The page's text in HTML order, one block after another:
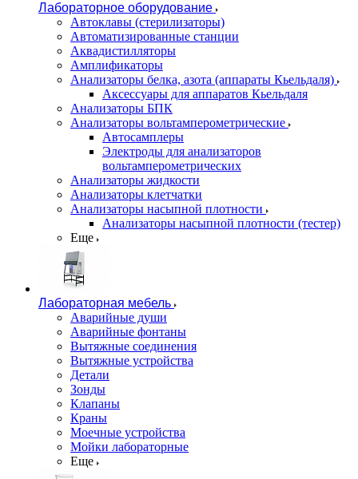
Лабораторное оборудование
Автоклавы (стерилизаторы)
Автоматизированные станции
Аквадистилляторы
Амплификаторы
Анализаторы белка, азота (аппараты Кьельдаля)
Аксессуары для аппаратов Кьельдаля
Анализаторы БПК
Анализаторы вольтамперометрические
Автосамплеры
Электроды для анализаторов
вольтамперометрических
Анализаторы жидкости
Анализаторы клетчатки
Анализаторы насыпной плотности
Анализаторы насыпной плотности (тестер)
Еще
Лабораторная мебель
Аварийные души
Аварийные фонтаны
Вытяжные соединения
Вытяжные устройства
Детали
Зонды
Клапаны
Краны
Моечные устройства
Мойки лабораторные
Еще